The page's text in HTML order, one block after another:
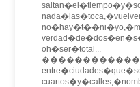
oh�ser�total...